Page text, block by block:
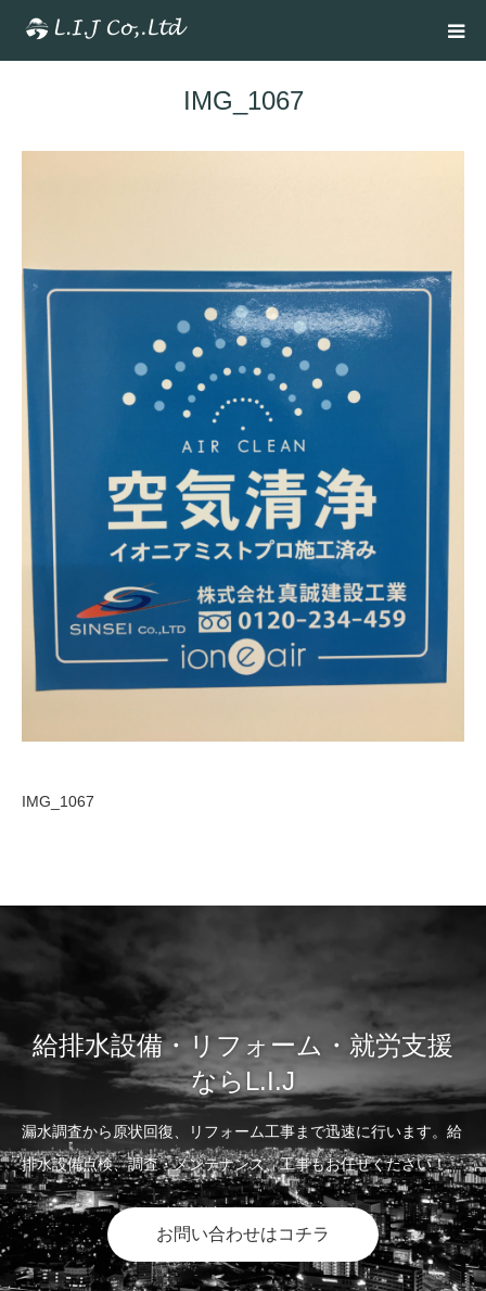
IMG_1067
IMG_1067
給排水設備・リフォーム・就労支援
ならL.I.J
漏水調査から原状回復、リフォーム工事まで迅速に行います。給
排水設備点検、調査・メンテナンス、工事もお任せください！
お問い合わせはコチラ